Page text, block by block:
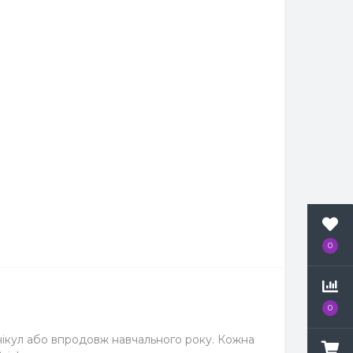
0
0
або впродовж навчального року. Кожна